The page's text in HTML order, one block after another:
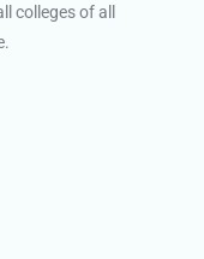
colleges of all